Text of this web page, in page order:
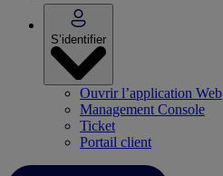
S’identifier
Ouvrir l’application Web
Management Console
Ticket
Portail client